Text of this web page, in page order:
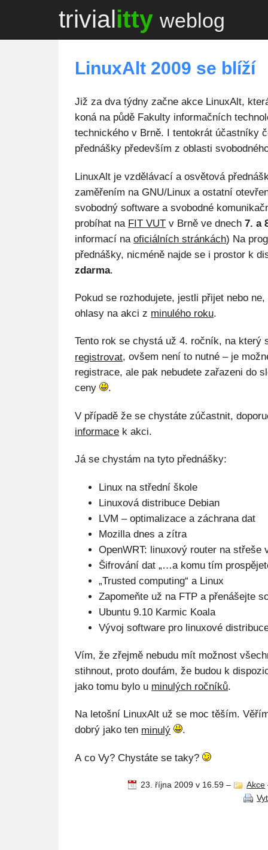
trivialitty weblog
LinuxAlt 2009 se blíží
Již za dva týdny začne akce LinuxAlt,
koná na půdě Fakulty informačních
technického v Brně. I tentokrát účastníky
přednášky především z oblasti
LinuxAlt je vzdělávací a osvětová
zaměřením na GNU/Linux a ostatní
svobodný software a svobodné
probíhat na FIT VUT v Brně ve dnech7. a
informací naoficiálních stránkách) Na
přednášky, nicméně najde se i prostor k
zdarma.
Pokud se rozhodujete, jestli přijet nebo
ohlasy na akci z minulého roku.
Tento rok se chystá už 4. ročník, na který
registrovat, ovšem není to nutné – je
registrace, ale pak nebudete zařazeni do
ceny
.
V případě že se chystáte zúčastnit,
informace k akci.
Já se chystám na tyto přednášky:
Linux na střední škole
Linuxová distribuce Debian
LVM – optimalizace a záchrana dat
Mozilla dnes a zítra
OpenWRT: linuxový router na střeše
Šifrování dat „…a komu tím
„Trusted computing“ a Linux
Zapomeňte už na FTP a přenášejte
Ubuntu 9.10 Karmic Koala
Vývoj software pro linuxové
Vím, že zřejmě nebudu mít možnost
stihnout, proto doufám, že budou k
jako tomu bylo u minulých ročníků.
Na letošní LinuxAlt už se moc těším.
dobrý jako ten minulý .
A co Vy? Chystáte se taky?
23. října 2009 v 16.59 – Akce